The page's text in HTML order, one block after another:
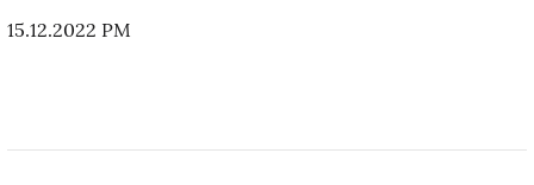
15.12.2022 PM